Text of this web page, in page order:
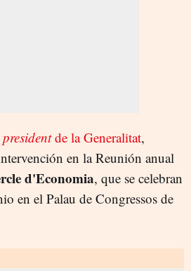
presidentde la Generalitat,
en la Reunión anual
d'Economia, que se celebran
en el Palau de Congressos de